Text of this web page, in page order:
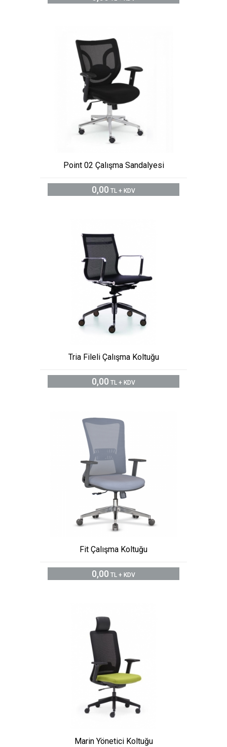
Point 02 Çalışma Sandalyesi
0,00 TL + KDV
Tria Fileli Çalışma Koltuğu
0,00 TL + KDV
Fit Çalışma Koltuğu
0,00 TL + KDV
Marin Yönetici Koltuğu